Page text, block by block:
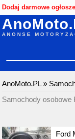
Dodaj darmowe
ANONSE
AnoMoto.PL»
Samochody osobowe
Ford